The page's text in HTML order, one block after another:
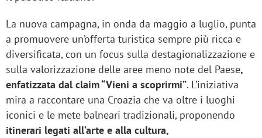
La nuova campagna, in onda da maggio a luglio, punta
a promuovere un’offerta turistica sempre più ricca e
diversificata, con un focus sulla destagionalizzazione e
sulla valorizzazione delle aree meno note del Paese,
enfatizzata dal claim “Vieni a scoprirmi”. L’iniziativa
mira a raccontare una Croazia che va oltre i luoghi
iconici e le mete balneari tradizionali, proponendo
itinerari legati all’arte e alla cultura,